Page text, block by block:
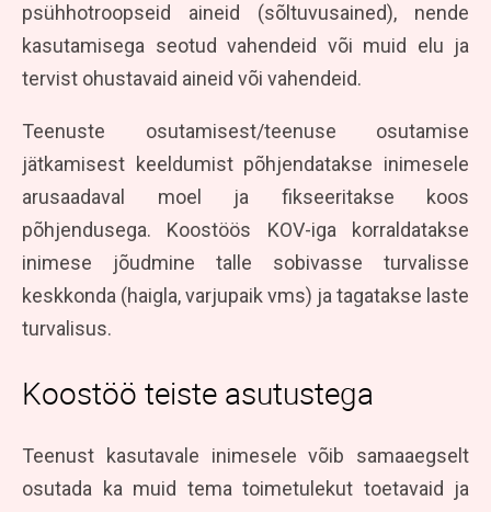
psühhotroopseid aineid (sõltuvusained), nende
kasutamisega seotud vahendeid või muid elu ja
tervist ohustavaid aineid või vahendeid.
Teenuste osutamisest/teenuse osutamise
jätkamisest keeldumist põhjendatakse inimesele
arusaadaval moel ja fikseeritakse koos
põhjendusega. Koostöös KOV-iga korraldatakse
inimese jõudmine talle sobivasse turvalisse
keskkonda (haigla, varjupaik vms) ja tagatakse laste
turvalisus.
Koostöö teiste asutustega
Teenust kasutavale inimesele võib samaaegselt
osutada ka muid tema toimetulekut toetavaid ja